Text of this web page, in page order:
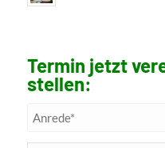
Termin jetzt
stellen: